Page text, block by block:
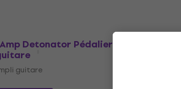
Detonator Pédalier
guitare